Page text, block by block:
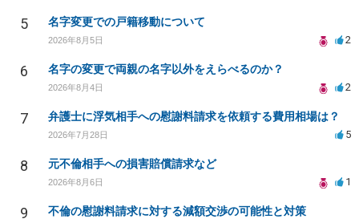
5 名字変更での戸籍移動について
2026年8月5日 2
6 名字の変更で両親の名字以外をえらべるのか？
2026年8月4日 2
7 弁護士に浮気相手への慰謝料請求を依頼する費用相場は？
2026年7月28日 5
8 元不倫相手への損害賠償請求など
2026年8月6日 1
9 不倫の慰謝料請求に対する減額交渉の可能性と対策